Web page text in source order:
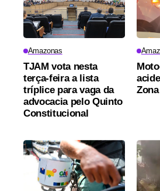
Amazonas
TJAM vota nesta
terça-feira a lista
tríplice para vaga da
advocacia pelo Quinto
Constitucional